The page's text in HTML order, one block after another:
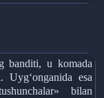
banditi, u komada
Uyg‘onganida esa
bilan